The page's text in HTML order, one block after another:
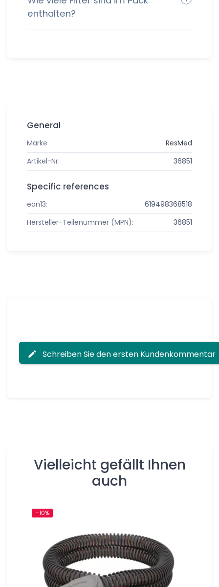
enthalten?
General
Marke
ResMed
Artikel-Nr.
36851
Specific references
ean13:
619498368518
Hersteller-Teilenummer (MPN):
36851
Schreiben Sie den ersten Kundenkommentar
Vielleicht gefällt Ihnen
auch
-10%